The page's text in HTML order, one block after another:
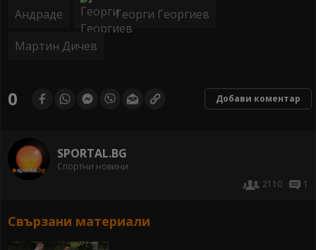
Андраде Георги Георгиев
Мартин Дичев
0 Добави коментар
SPORTAL.BG
Спортни новини
2110
1
Свързани материали